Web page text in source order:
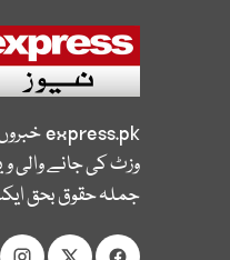
express.pk
وزٹ کی جانے والی
جملہ حقوق بحق